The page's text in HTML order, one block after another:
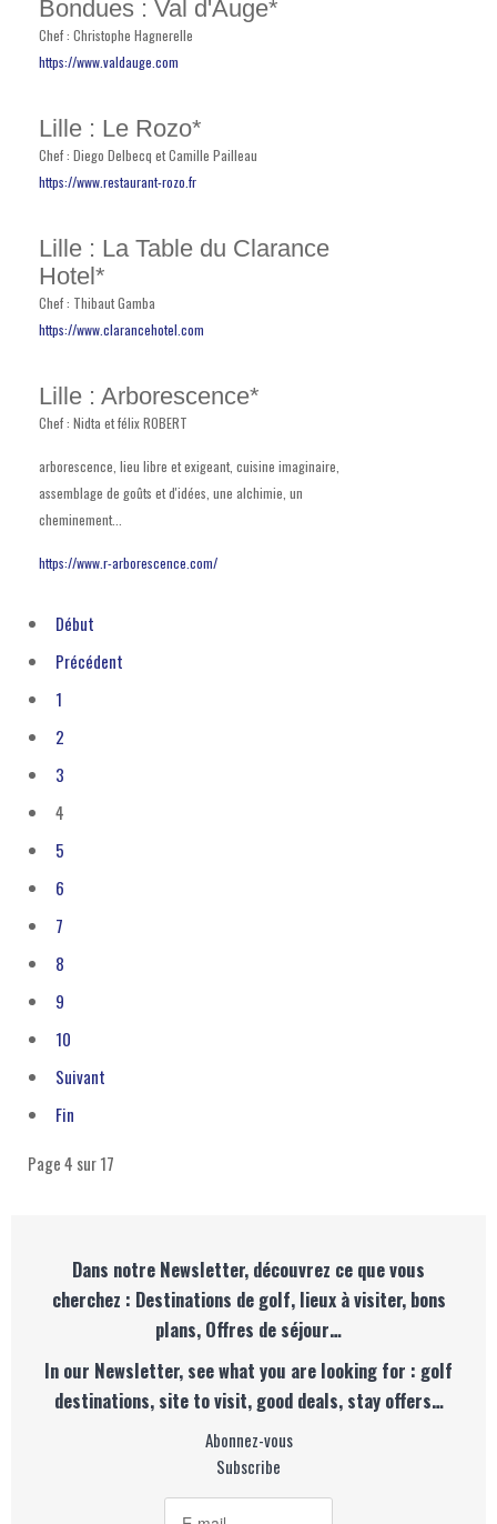
Bondues : Val d'Auge*
Chef : Christophe Hagnerelle
https://www.valdauge.com
Lille : Le Rozo*
Chef : Diego Delbecq et Camille Pailleau
https://www.restaurant-rozo.fr
Lille : La Table du Clarance
Hotel*
Chef : Thibaut Gamba
https://www.clarancehotel.com
Lille : Arborescence*
Chef : Nidta et félix ROBERT
arborescence, lieu libre et exigeant, cuisine imaginaire,
assemblage de goûts et d'idées, une alchimie, un
cheminement...
https://www.r-arborescence.com/
Début
Précédent
1
2
3
4
5
6
7
8
9
10
Suivant
Fin
Page 4 sur 17
Dans notre Newsletter, découvrez ce que vous
cherchez : Destinations de golf, lieux à visiter, bons
plans, Offres de séjour…
In our Newsletter, see what you are looking for : golf
destinations, site to visit, good deals, stay offers…
Abonnez-vous
Subscribe